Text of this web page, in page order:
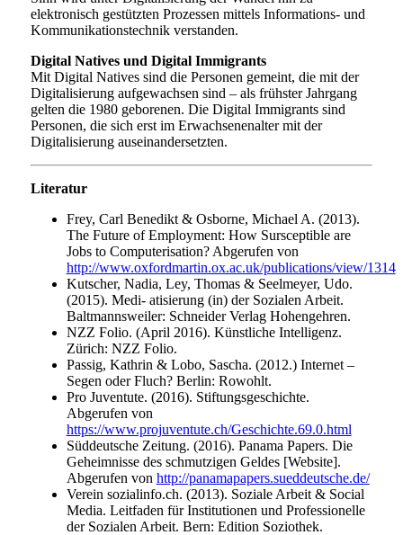
elektronisch gestützten Prozessen mittels Informations- und
Kommunikationstechnik verstanden.
Digital Natives und Digital Immigrants
Mit Digital Natives sind die Personen gemeint, die mit der
Digitalisierung aufgewachsen sind – als frühster Jahrgang
gelten die 1980 geborenen. Die Digital Immigrants sind
Personen, die sich erst im Erwachsenenalter mit der
Digitalisierung auseinandersetzten.
Literatur
Frey, Carl Benedikt & Osborne, Michael A. (2013).
The Future of Employment: How Sursceptible are
Jobs to Computerisation? Abgerufen von
http://www.oxfordmartin.ox.ac.uk/publications/view/1314
Kutscher, Nadia, Ley, Thomas & Seelmeyer, Udo.
(2015). Medi- atisierung (in) der Sozialen Arbeit.
Baltmannsweiler: Schneider Verlag Hohengehren.
NZZ Folio. (April 2016). Künstliche Intelligenz.
Zürich: NZZ Folio.
Passig, Kathrin & Lobo, Sascha. (2012.) Internet –
Segen oder Fluch? Berlin: Rowohlt.
Pro Juventute. (2016). Stiftungsgeschichte.
Abgerufen von
https://www.projuventute.ch/Geschichte.69.0.html
Süddeutsche Zeitung. (2016). Panama Papers. Die
Geheimnisse des schmutzigen Geldes [Website].
Abgerufen von http://panamapapers.sueddeutsche.de/
Verein sozialinfo.ch. (2013). Soziale Arbeit & Social
Media. Leitfaden für Institutionen und Professionelle
der Sozialen Arbeit. Bern: Edition Soziothek.